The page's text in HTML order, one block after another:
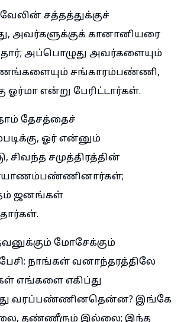
சத்தத்துக்குச்
அவர்களுக்குக் கானானியரை
அப்பொழுது அவர்களையும்
சங்காரம்பண்ணி,
ஓர்மா என்று பேரிட்டார்கள்.
தேசத்தைச்
ஓர் என்னும்
சிவந்த சமுத்திரத்தின்
ஜனங்கள்
மோசேக்கும்
நாங்கள் வனாந்தரத்திலே
எங்களை எகிப்து
வரப்பண்ணினதென்ன? இங்கே
தண்ணீரும் இல்லை; இந்த